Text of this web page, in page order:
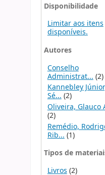
Disponibilidade
Limitar aos itens
disponíveis.
Autores
Conselho
Administrat... (2)
Kannebley
Sé...(2)
Oliveira, Glauco
(2)
Remédio,
Rib... (1)
Tipos de
Livros (2)